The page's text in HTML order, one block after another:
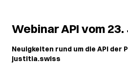
Webinar API vom
Neuigkeiten rund um die API der
justitia.swiss